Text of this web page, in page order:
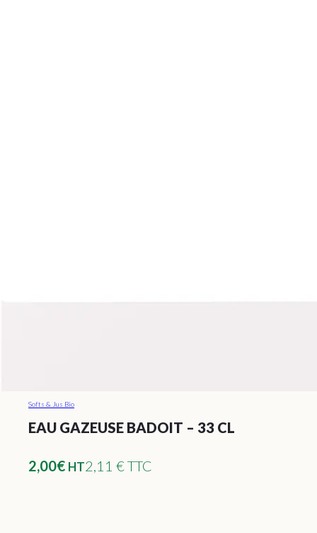
Softs & Jus Bio
EAU GAZEUSE BADOIT – 33 CL
2,00€ HT2,11 € TTC